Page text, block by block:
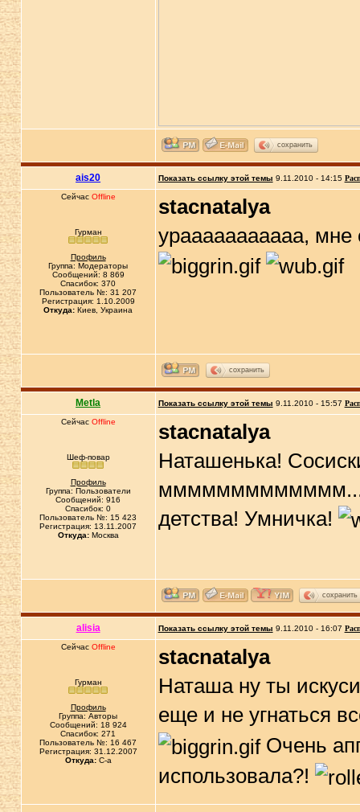
сохранить
ais20 Показать ссылку этой темы 9.11.2010 - 14:15
Сейчас Offline
Гурман
Профиль
Группа: Модераторы
Сообщений: 8 869
Спасибок: 370
Пользователь №: 31 207
Регистрация: 1.10.2009
Откуда: Киев, Украина
stacnatalya
урааааааааааа, мне
сохранить
Metla Показать ссылку этой темы 9.11.2010 - 15:57
Сейчас Offline
Шеф-повар
Профиль
Группа: Пользователи
Сообщений: 916
Спасибок: 0
Пользователь №: 15 423
Регистрация: 13.11.2007
Откуда:Москва
stacnatalya
Наташенька!
детства! Умничка!
сохранить
alisia Показать ссылку этой темы 9.11.2010 - 16:07
Сейчас Offline
Гурман
Профиль
Группа: Авторы
Сообщений: 18 924
Спасибок: 271
Пользователь №: 16 467
Регистрация: 31.12.2007
Откуда:C-a
stacnatalya
Наташа ну ты
еще и не угнаться
Очень
использовала?!